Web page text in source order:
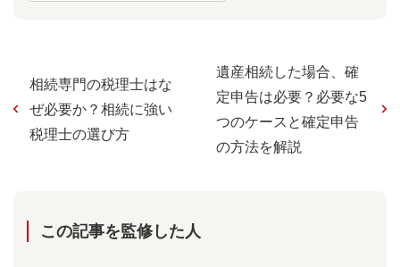
相続専門の税理士はな
ぜ必要か？相続に強い
税理士の選び方
遺産相続した場合、確
定申告は必要？必要な5
つのケースと確定申告
の方法を解説
この記事を監修した⼈